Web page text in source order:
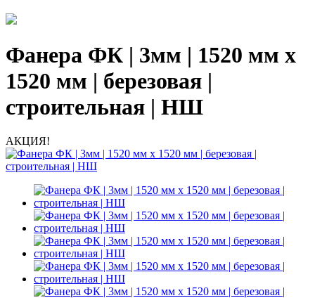
Фанера ФК | 3мм | 1520 мм х
1520 мм | березовая |
строительная | НШ
АКЦИЯ!